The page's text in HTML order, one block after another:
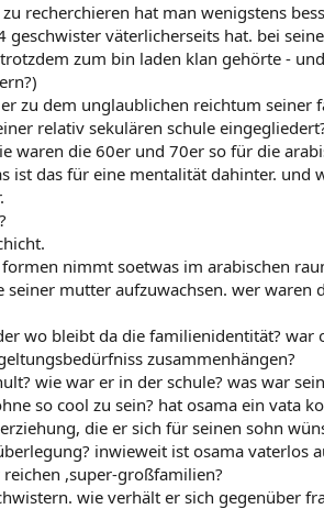
recherchieren hat man wenigstens
väterlicherseits hat. bei
zum bin laden klan gehörte -
zu dem unglaublichen reichtum seiner
relativ sekulären schule
waren die 60er und 70er so für die
ist das für eine mentalität dahinter.
nimmt soetwas im arabischen
mutter aufzuwachsen. wer
wo bleibt da die familienidentität? war
zusammenhängen?
wie war er in der schule? was war
so cool zu sein? hat osama ein vata
die er sich für seinen sohn
inwieweit ist osama vaterlos
,super-großfamilien?
wie verhält er sich gegenüber